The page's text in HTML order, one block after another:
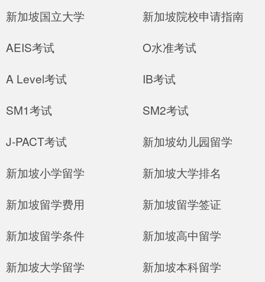
新加坡国立大学
新加坡院校申请指南
AEIS考试
O水准考试
A Level考试
IB考试
SM1考试
SM2考试
J-PACT考试
新加坡幼儿园留学
新加坡小学留学
新加坡大学排名
新加坡留学费用
新加坡留学签证
新加坡留学条件
新加坡高中留学
新加坡大学留学
新加坡本科留学